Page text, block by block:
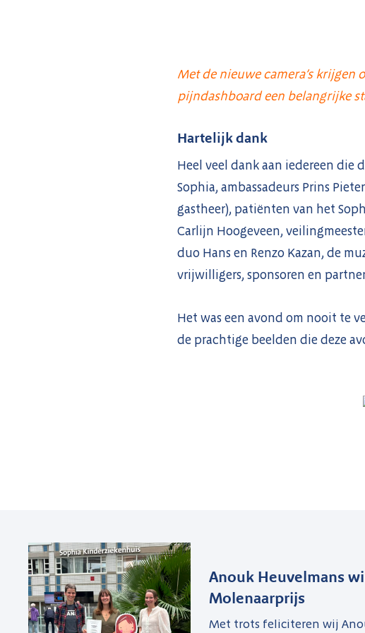
Met de nieuwe camera’s
pijndashboard een belangrijke
Hartelijk dank
Heel veel dank aan iedereen die
Sophia, ambassadeurs Prins
gastheer), patiënten van het
Carlijn Hoogeveen,
duo Hans en Renzo Kazan, de
vrijwilligers, sponsoren en
Het was een avond om nooit te
de prachtige beelden die deze
Anouk Heuvelmans
Molenaarprijs
Met trots feliciteren wij